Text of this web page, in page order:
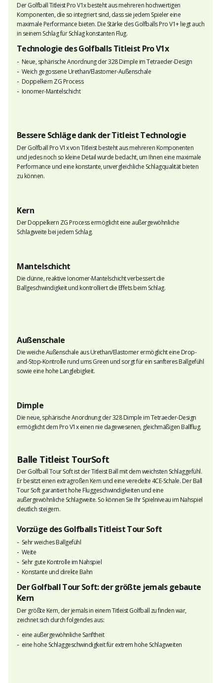
Der Golfball Titleist Pro V1x besteht aus mehreren hochwertigen
Komponenten, die so integriert sind, dass sie jedem Spieler eine
maximale Performance bieten. Die Stärke des Golfballs Pro V1+ liegt auch
in seinem Schlag für Schlag konstanten Flug.
Technologie des Golfballs Titleist Pro V1x
Neue, sphärische Anordnung der 328 Dimple im Tetraeder-Design
Weich gegossene Urethan/Elastomer-Außenschale
Doppelkern ZG Process
Ionomer-Mantelschicht
Bessere Schläge dank der Titleist Technologie
Der Golfball Pro V1x von Titleist besteht aus mehreren Komponenten
und jedes noch so kleine Detail wurde bedacht, um Ihnen eine maximale
Performance und eine konstante, unvergleichliche Schlagqualität bieten
zu können.
Kern
Der Doppelkern ZG Process ermöglicht eine außergewöhnliche
Schlagweite bei jedem Schlag.
Mantelschicht
Die dünne, reaktive Ionomer-Mantelschicht verbessert die
Ballgeschwindigkeit und kontrolliert die Effets beim Schlag.
Außenschale
Die weiche Außenschale aus Urethan/Elastomer ermöglicht eine Drop-
and-Stop-Kontrolle rund ums Green und sorgt für ein sanfteres Ballgefühl
sowie eine hohe Langlebigkeit.
Dimple
Die neue, sphärische Anordnung der 328 Dimple im Tetraeder-Design
ermöglicht dem Pro V1x einen nie dagewesenen, gleichmäßigen Ballflug.
Balle Titleist TourSoft
Der Golfball Tour Soft ist der Titleist Ball mit dem weichsten Schlaggefühl.
Er besitzt einen extragroßen Kern und eine veredelte 4CE-Schale. Der Ball
Tour Soft garantiert hohe Fluggeschwindigkeiten und eine
außergewöhnliche Schlagweite. So können Sie Ihr Spielniveau im Nahspiel
deutlich steigern.
Vorzüge des Golfballs Titleist Tour Soft
Sehr weiches Ballgefühl
Weite
Sehr gute Kontrolle im Nahspiel
Konstante und direkte Bahn
Der Golfball Tour Soft: der größte jemals gebaute
Kern
Der größte Kern, der jemals in einem Titleist Golfball zu finden war,
zeichnet sich durch folgendes aus:
eine außergewöhnliche Sanftheit
eine hohe Schlaggeschwindigkeit für extrem hohe Schlagweiten